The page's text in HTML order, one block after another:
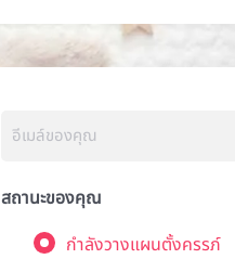
สถานะของคุณ
กำลังวางแผนตั้งครรภ์